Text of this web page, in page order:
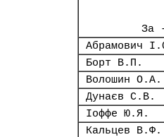
За
Абрамович
Борт В.П.
Волошин О.А.
Дунаєв С.В.
Іоффе Ю.Я.
Кальцев В.Ф.